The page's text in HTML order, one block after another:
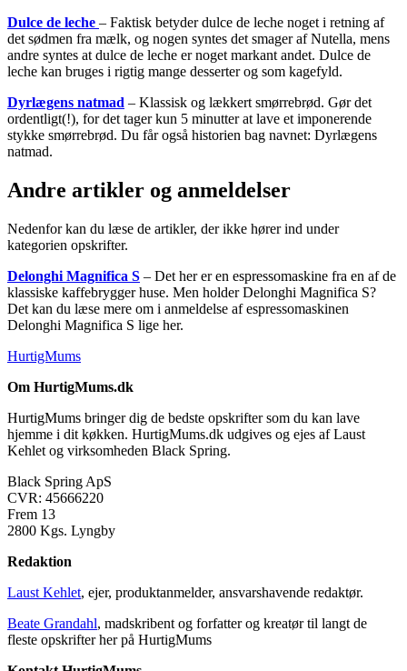
Dulce de leche – Faktisk betyder dulce de leche noget i retning af
det sødmen fra mælk, og nogen syntes det smager af Nutella, mens
andre syntes at dulce de leche er noget markant andet. Dulce de
leche kan bruges i rigtig mange desserter og som kagefyld.
Dyrlægens natmad – Klassisk og lækkert smørrebrød. Gør det
ordentligt(!), for det tager kun 5 minutter at lave et imponerende
stykke smørrebrød. Du får også historien bag navnet: Dyrlægens
natmad.
Andre artikler og anmeldelser
Nedenfor kan du læse de artikler, der ikke hører ind under
kategorien opskrifter.
Delonghi Magnifica S – Det her er en espressomaskine fra en af de
klassiske kaffebrygger huse. Men holder Delonghi Magnifica S?
Det kan du læse mere om i anmeldelse af espressomaskinen
Delonghi Magnifica S lige her.
HurtigMums
Om HurtigMums.dk
HurtigMums bringer dig de bedste opskrifter som du kan lave
hjemme i dit køkken. HurtigMums.dk udgives og ejes af Laust
Kehlet og virksomheden Black Spring.
Black Spring ApS
CVR: 45666220
Frem 13
2800 Kgs. Lyngby
Redaktion
Laust Kehlet, ejer, produktanmelder, ansvarshavende redaktør.
Beate Grandahl, madskribent og forfatter og kreatør til langt de
fleste opskrifter her på HurtigMums